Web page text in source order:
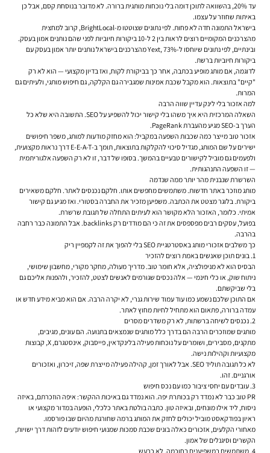
עד 20%, בהשוואה לתוכן דומה בלי נוכחות מותגית ברורה. לא מדובר בנוסחת קסם, אבל כן
באיתות שחוזר על עצמו.
בישראל התמונה חדה לא פחות. לפי נתונים שצוטטו מ-BrightLocal, קרוב למחצית
מהצרכנים המקומיים רוצים לראות בין 2 ל-10 ביקורות חיוביות לפני שהם נותנים אמון בעסק.
ובינתיים, לפי נתונים שיוחסו ל-Yext, 73% מהצרכנים בישראל נותנים יותר אמון בעסק עם
ביקורות חיוביות ברשת.
לדוגמה, אם מותג מופיע בכתבה, אחר כך בביקורת לקוח, ואז בדיון מקצועי — הוא לא רק
"קיים" בתוצאות. הוא מקבל שכבת אמינות שמגבירה גם הקלקה, גם חיפוש מותגי, ולעיתים גם
המרות.
למה אזכור בלי לינק עדיין שווה הרבה
השאלה המרכזית היא איך משהו בלי קישור יכול להשפיע על SEO. התשובה היא שלא כל
הערך ב-SEO מגיע מהעברת PageRank.
אזכור טוב מייצר כמה שכבות השפעה במקביל: הוא מחזק מודעות למותג, משפר חיפושים
ישירים על שם המותג, מגדיל סיכוי להקלקות בתוצאות, תומך ב-E-E-A-T דרך נראות מקצועית,
ולפעמים גם מוביל לקישורים טבעיים בהמשך. בסופו של דבר, זו לא רק השפעה אלגוריתמית
— זו השפעה התנהגותית.
השרשרת שנבנית מהר יותר ממה שנדמה
מותג מוזכר באתר חדשות. משתמשים מחפשים אותו. חלקם נכנסים לאתר. חלקם משאירים
ביקורת. בלוגר מצטט את הכתבה. משפיען מזכיר את החברה בסטורי. ואז מגיע גם קישור
אמיתי. כלומר, האזכור הלא מקושר הוא לעיתים התחלה של תגובת שרשרת.
בפועל, עסקים רבים מפספסים את זה כי הם מודדים רק backlinks. אבל התמונה כבר רחבה
בהרבה.
כך משלבים אזכורי מותג באסטרטגיית SEO בלי להפוך את זה לקמפיין ריק
1. בונים תוכן שאנשים באמת רוצים להזכיר
הבסיס הוא לא מניפולציה, אלא חומר טוב. מדריך מעולה, מחקר מקורי, מחשבון שימושי,
ניתוח שוק, או כלי חינמי — אלה נכסים שגורמים לאנשים לצטט, להזכיר, ולהפנות אליכם גם
בלי שביקשתם.
אם התוכן שלכם נשמע כמו עוד עמוד שירות גנרי, לא יקרה הרבה. אם הוא מביא מידע חדש או
עמדה ברורה, פתאום הוא מתחיל לחיות מחוץ לאתר.
2. נכנסים לשיחה ברשתות, לא רק משדרים מסרים
מותגים שמוזכרים הרבה הם בדרך כלל מותגים שנמצאים בתנועה. הם עונים, מגיבים,
מתקנים, מסבירים, ושומרים על נוכחות פעילה בלינקדאין, פייסבוק, אינסטגרם, X, קבוצות
מקצועיות וקהילות נישה.
לא כל תגובה תוליד SEO. אבל לאורך זמן, קהילה פעילה מייצרת שפה, זיכרון, ואזכורים
אורגניים. זהו.
3. עובדים עם יחסי ציבור כמו עם נכס חיפוש
PR טוב כבר לא נמדד רק בכותרת יפה. הוא נמדד גם באיכות ההקשר: איפה הוזכרתם, באיזה
ניסוח, ליד אילו מונחים, ובאיזה טון. כתבה בולטת באתר כלכלי, הופעה במדור מקצועי או
ראיון בפודקאסט מוביל יכולים לחזק את המותג ברמה שחורגת מהיום שבו פורסמו.
מאחורי הקלעים, אזכורים כאלה בונים שכבת סמכות שמנועי חיפוש יודעים לזהות דרך ישויות,
הקשרים וסיגנלים של אמון.
4. משתמשים במשפיענים בחוכמה, לא כרעש